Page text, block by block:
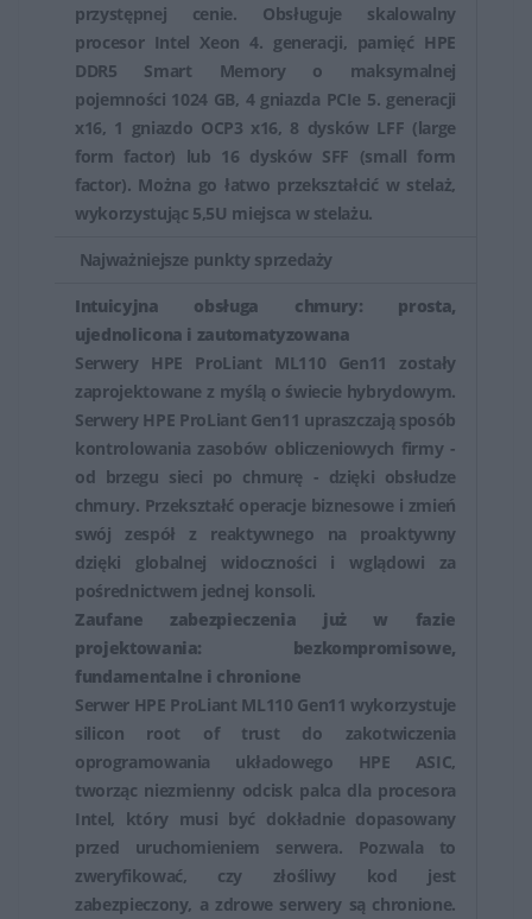
Tower HPE mogą oferować wysoką wydajność
obliczeniową. Są wyposażone w różne konfiguracje
procesorów, pamięci RAM oraz inne komponenty
zapewniające efektywną pracę.
Serwery Tower HPE są idealnym rozwiązaniem dla
małych i średnich przedsiębiorstw lub oddziałów firm,
wydajności, które spełniają ich wymagania
obliczeniowe, przechowywania danych oraz
zarządzania siecią. Ich kompaktowa forma sprawia, że
są odpowiednie do zastosowań, gdzie nie ma potrzeby
większej infrastruktury rackowej.
przystępnej cenie. Obsługuje skalowalny
procesor Intel Xeon 4. generacji, pamięć HPE
DDR5 Smart Memory o maksymalnej
pojemności 1024 GB, 4 gniazda PCIe 5. generacji
x16, 1 gniazdo OCP3 x16, 8 dysków LFF (large
form factor) lub 16 dysków SFF (small form
factor). Można go łatwo przekształcić w stelaż,
wykorzystując 5,5U miejsca w stelażu.
Najważniejsze punkty sprzedaży
Intuicyjna obsługa chmury: prosta,
ujednolicona i zautomatyzowana
Serwery HPE ProLiant ML110 Gen11 zostały
zaprojektowane z myślą o świecie hybrydowym.
Serwery HPE ProLiant Gen11 upraszczają sposób
kontrolowania zasobów obliczeniowych firmy -
od brzegu sieci po chmurę - dzięki obsłudze
chmury. Przekształć operacje biznesowe i zmień
swój zespół z reaktywnego na proaktywny
dzięki globalnej widoczności i wglądowi za
pośrednictwem jednej konsoli.
Zaufane zabezpieczenia już w fazie
projektowania: bezkompromisowe,
fundamentalne i chronione
Serwer HPE ProLiant ML110 Gen11 wykorzystuje
silicon root of trust do zakotwiczenia
oprogramowania układowego HPE ASIC,
tworząc niezmienny odcisk palca dla procesora
Intel, który musi być dokładnie dopasowany
przed uruchomieniem serwera. Pozwala to
zweryfikować, czy złośliwy kod jest
zabezpieczony, a zdrowe serwery są chronione.